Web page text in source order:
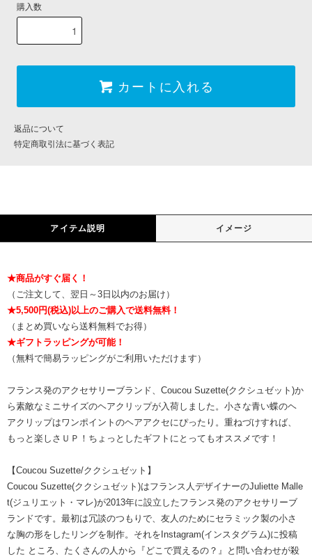
購入数
カートに入れる
返品について
特定商取引法に基づく表記
アイテム説明 イメージ
★商品がすぐ届く！
（ご注文して、翌日～3日以内のお届け）
★5,500円(税込)以上のご購入で送料無料！
（まとめ買いなら送料無料でお得）
★ギフトラッピングが可能！
（無料で簡易ラッピングがご利用いただけます）
フランス発のアクセサリーブランド、Coucou Suzette(ククシュゼット)か
ら素敵なミニサイズのヘアクリップが入荷しました。小さな青い蝶のヘ
アクリップはワンポイントのヘアアクセにぴったり。重ねづけすれば、
もっと楽しさＵＰ！ちょっとしたギフトにとってもオススメです！
【Coucou Suzette/ククシュゼット】
Coucou Suzette(ククシュゼット)はフランス人デザイナーのJuliette Malle
t(ジュリエット・マレ)が2013年に設立したフランス発のアクセサリーブ
ランドです。最初は冗談のつもりで、友人のためにセラミック製の小さ
な胸の形をしたリングを制作。それをInstagram(インスタグラム)に投稿
した ところ、たくさんの人から『どこで買えるの？』と問い合わせが殺